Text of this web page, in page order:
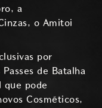
a
o Amitoi
por
de Batalha
que pode
Cosméticos,